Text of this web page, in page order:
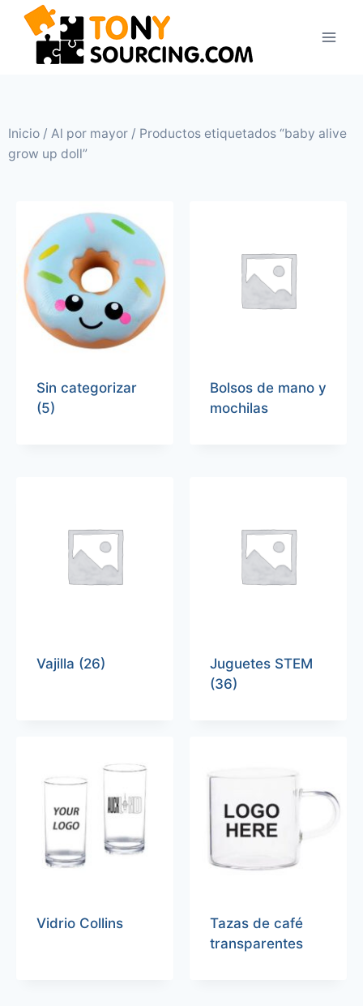
Inicio / Al por mayor / Productos etiquetados “baby alive
grow up doll”
Sin categorizar
(5)
Bolsos de mano y
mochilas
Vajilla (26)
Juguetes STEM
(36)
Vidrio Collins
Tazas de café
transparentes